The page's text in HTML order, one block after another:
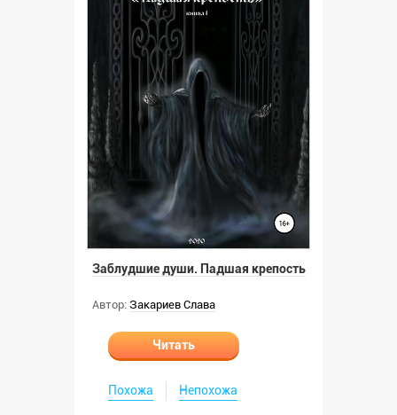
Заблудшие души. Падшая крепость
Автор: Закариев Слава
Читать
Похожа Непохожа